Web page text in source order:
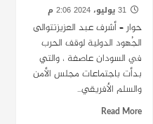
31 يوليو، 2024 2:06 م
حوار – أشرف عبد العزيزتتوالى
الجُهود الدولية لوقف الحرب
في السودان عاصفة ، والتي
بدأت باجتماعات مجلس الأمن
والسلم الأفريقي...
Read More